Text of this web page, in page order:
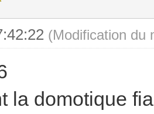
(Modification du
la domotique